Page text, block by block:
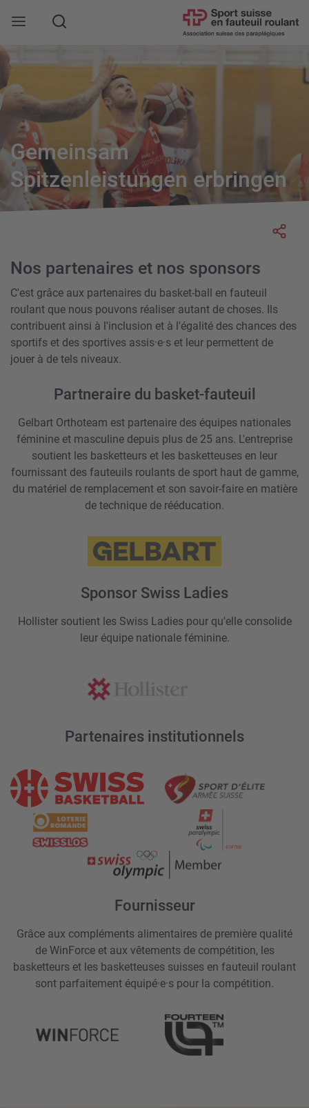
Rechercher
Gemeinsam
Spitzenleistungen erbringen
Nos partenaires et nos sponsors
C'est grâce aux partenaires du basket-ball en fauteuil
roulant que nous pouvons réaliser autant de choses. Ils
contribuent ainsi à l'inclusion et à l'égalité des chances des
sportifs et des sportives assis·e·s et leur permettent de
jouer à de tels niveaux.
Partneraire du basket-fauteuil
Gelbart Orthoteam est partenaire des équipes nationales
féminine et masculine depuis plus de 25 ans. L'entreprise
soutient les basketteurs et les basketteuses en leur
fournissant des fauteuils roulants de sport haut de gamme,
du matériel de remplacement et son savoir-faire en matière
de technique de rééducation.
Sponsor Swiss Ladies
Hollister soutient les Swiss Ladies pour qu'elle consolide
leur équipe nationale féminine.
Partenaires institutionnels
Fournisseur
Grâce aux compléments alimentaires de première qualité
de WinForce et aux vêtements de compétition, les
basketteurs et les basketteuses suisses en fauteuil roulant
sont parfaitement équipé·e·s pour la compétition.